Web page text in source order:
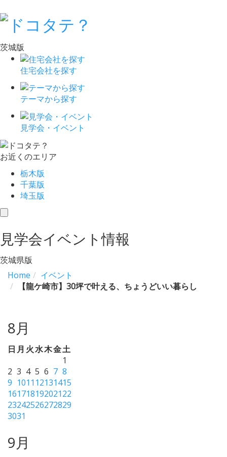
茨城版
住宅会社を探す
テーマから探す
見学会・イベント
お近くのエリア
栃木版
千葉版
埼玉版
toggle
見学会イベント情報
茨城県版
Home
イベント
【龍ケ崎市】30坪で叶える、ちょうどいい暮らし
8月
日 月 火水木金土
1
2 3 4 5 6 7 8
9 1011 12131415
16171819202122
23242526272829
3031
9月